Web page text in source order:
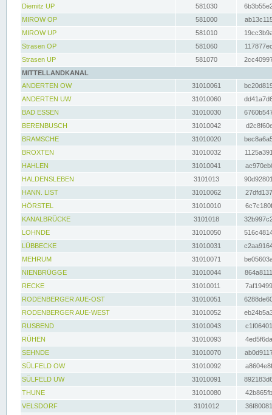
Diemitz UP
581030
MIROW OP
581000
MIROW UP
581010
Strasen OP
581060
Strasen UP
581070
MITTELLANDKANAL
ANDERTEN OW
31010061
ANDERTEN UW
31010060
BAD ESSEN
31010030
BERENBUSCH
31010042
BRAMSCHE
31010020
BROXTEN
31010032
HAHLEN
31010041
HALDENSLEBEN
3101013
HANN. LIST
31010062
HÖRSTEL
31010010
KANALBRÜCKE
3101018
LOHNDE
31010050
LÜBBECKE
31010031
MEHRUM
31010071
NIENBRÜGGE
31010044
RECKE
31010011
RODENBERGER AUE-OST
31010051
RODENBERGER AUE-WEST
31010052
RUSBEND
31010043
RÜHEN
31010093
SEHNDE
31010070
SÜLFELD OW
31010092
SÜLFELD UW
31010091
THUNE
31010080
VELSDORF
3101012